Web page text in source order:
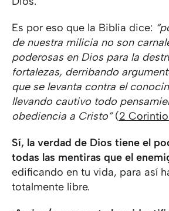
Es por eso que la Biblia dice:
de nuestra milicia no son
poderosas en Dios para la
fortalezas, derribando
que se levanta contra el
llevando cautivo todo
obediencia a Cristo”(2
Sí, la verdad de Dios tiene el
todas las mentiras que el
edificando en tu vida, para así
totalmente libre.